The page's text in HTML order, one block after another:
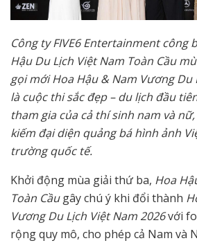
Công ty FIVE6 Entertainment công
Hậu Du Lịch Việt Nam Toàn Cầu
gọi mới Hoa Hậu & Nam Vương Du
là cuộc thi sắc đẹp – du lịch đầu
tham gia của cả thí sinh nam và
kiếm đại diện quảng bá hình ảnh
trường quốc tế.
Khởi động mùa giải thứ ba, Hoa
Toàn Cầugây chú ý khi đổi thành
Vương Du Lịch Việt Nam 2026với
rộng quy mô, cho phép cả Nam và